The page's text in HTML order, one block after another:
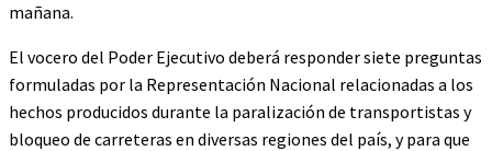
mañana.
El vocero del Poder Ejecutivo deberá responder siete preguntas
formuladas por la Representación Nacional relacionadas a los
hechos producidos durante la paralización de transportistas y
bloqueo de carreteras en diversas regiones del país, y para que